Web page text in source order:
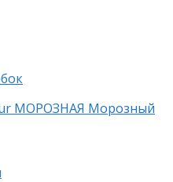
МОРОЗНАЯ Морозный